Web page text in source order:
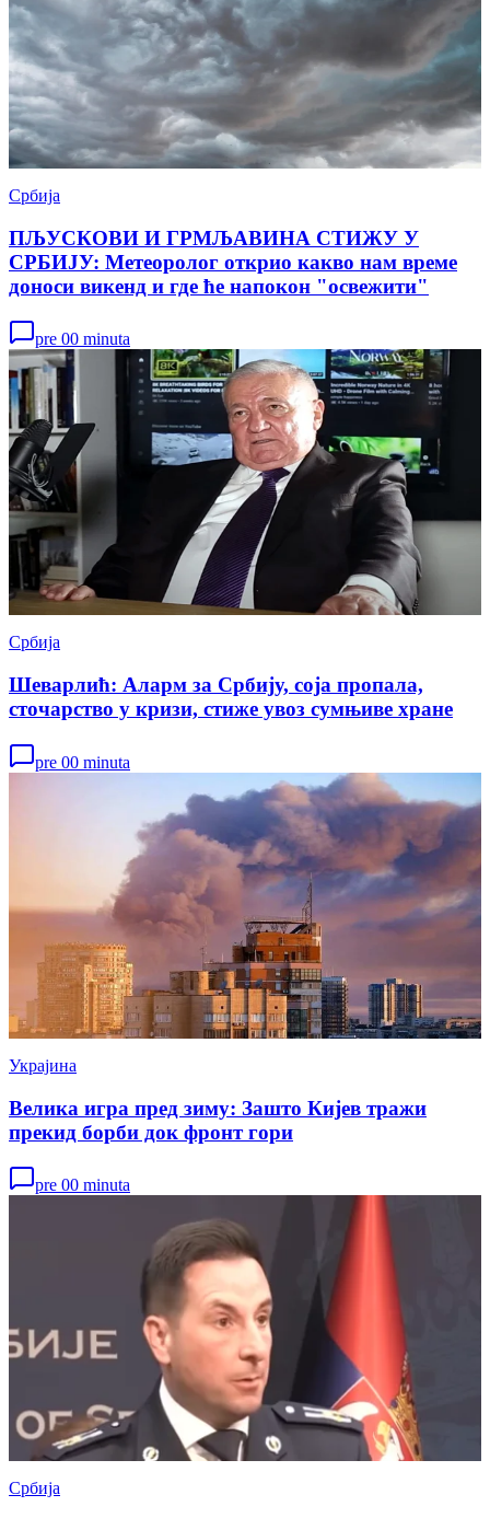
Србија
ПЉУСКОВИ И ГРМЉАВИНА СТИЖУ У
СРБИЈУ: Метеоролог открио какво нам време
доноси викенд и где ће напокон "освежити"
pre 00 minuta
Србија
Шеварлић: Аларм за Србију, соја пропала,
сточарство у кризи, стиже увоз сумњиве хране
pre 00 minuta
Украјина
Велика игра пред зиму: Зашто Кијев тражи
прекид борби док фронт гори
pre 00 minuta
Србија